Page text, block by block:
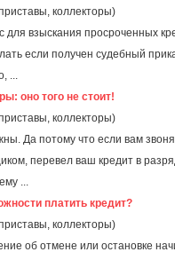
коллекторы)
для взыскания просроченных
если получен судебный
...
оно того не стоит!
коллекторы)
Да потому что если вам
перевел ваш кредит в
...
платить кредит?
коллекторы)
об отмене или остановке